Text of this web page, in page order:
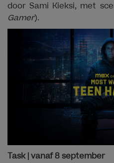
door Sami Kieksi, met
Gamer).
Task | vanaf 8 september